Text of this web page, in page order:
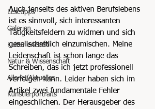
Lesetipps
Galerien
Kultur erleben
Natur & Wissenschaft
Allerlei/Aktuelles
Künstlerportraits
Auch jenseits des aktiven Berufslebens
ist es sinnvoll, sich interessanten
Tätigkeitsfeldern zu widmen und sich
gesellschaftlich einzumischen. Meine
Leidenschaft ist schon lange das
Schreiben, das ich jetzt professionell
verfolgen kann. Leider haben sich im
Artikel zwei fundamentale Fehler
eingeschlichen. Der Herausgeber des